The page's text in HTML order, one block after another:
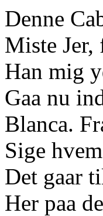
Denne
Miste
Han mig
Gaa nu
Blanca.
Sige
Det gaar
Her paa